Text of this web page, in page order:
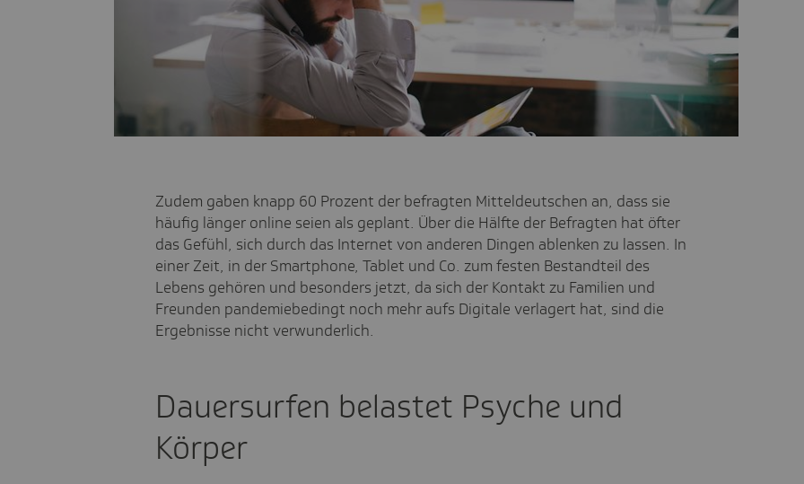
Zudem gaben knapp 60 Prozent der befragten Mitteldeutschen an, dass sie
häufig länger online seien als geplant. Über die Hälfte der Befragten hat öfter
das Gefühl, sich durch das Internet von anderen Dingen ablenken zu lassen. In
einer Zeit, in der Smartphone, Tablet und Co. zum festen Bestandteil des
Lebens gehören und besonders jetzt, da sich der Kontakt zu Familien und
Freunden pandemiebedingt noch mehr aufs Digitale verlagert hat, sind die
Ergebnisse nicht verwunderlich.
Dauersurfen belastet Psyche und
Körper